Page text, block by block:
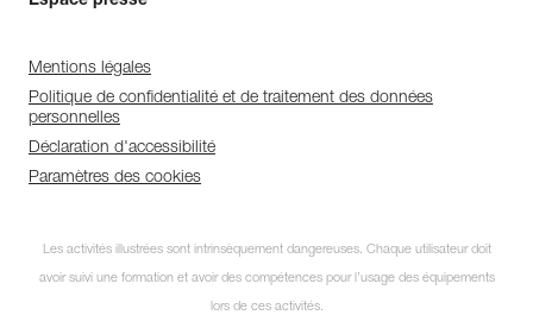
Mentions légales
Politique de confidentialité et de traitement des données
personnelles
Déclaration d'accessibilité
Paramètres des cookies
Les activités illustrées sont intrinsèquement dangereuses. Chaque utilisateur doit
avoir suivi une formation et avoir des compétences pour l’usage des équipements
lors de ces activités.